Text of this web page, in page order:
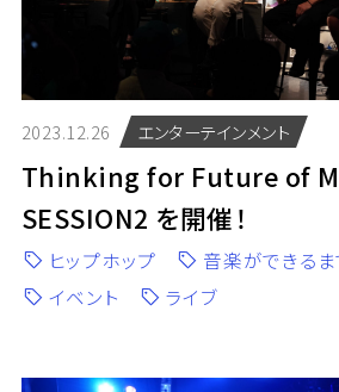
2023.12.26 エンターテインメント
Thinking for Future of
SESSION2 を開催！
ヒップホップ
音楽ができる
イベント
ライブ